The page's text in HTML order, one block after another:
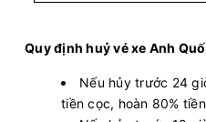
Quy định huỷ vé xe Anh
Nếu hủy trước 24
tiền cọc, hoàn 80%